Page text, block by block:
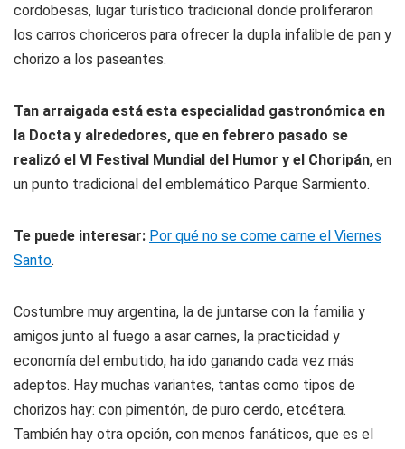
cordobesas, lugar turístico tradicional donde proliferaron
los carros choriceros para ofrecer la dupla infalible de pan y
chorizo a los paseantes.
Tan arraigada está esta especialidad gastronómica en
la Docta y alrededores, que en febrero pasado se
realizó el VI Festival Mundial del Humor y el Choripán, en
un punto tradicional del emblemático Parque Sarmiento.
Te puede interesar: Por qué no se come carne el Viernes
Santo.
Costumbre muy argentina, la de juntarse con la familia y
amigos junto al fuego a asar carnes, la practicidad y
economía del embutido, ha ido ganando cada vez más
adeptos. Hay muchas variantes, tantas como tipos de
chorizos hay: con pimentón, de puro cerdo, etcétera.
También hay otra opción, con menos fanáticos, que es el